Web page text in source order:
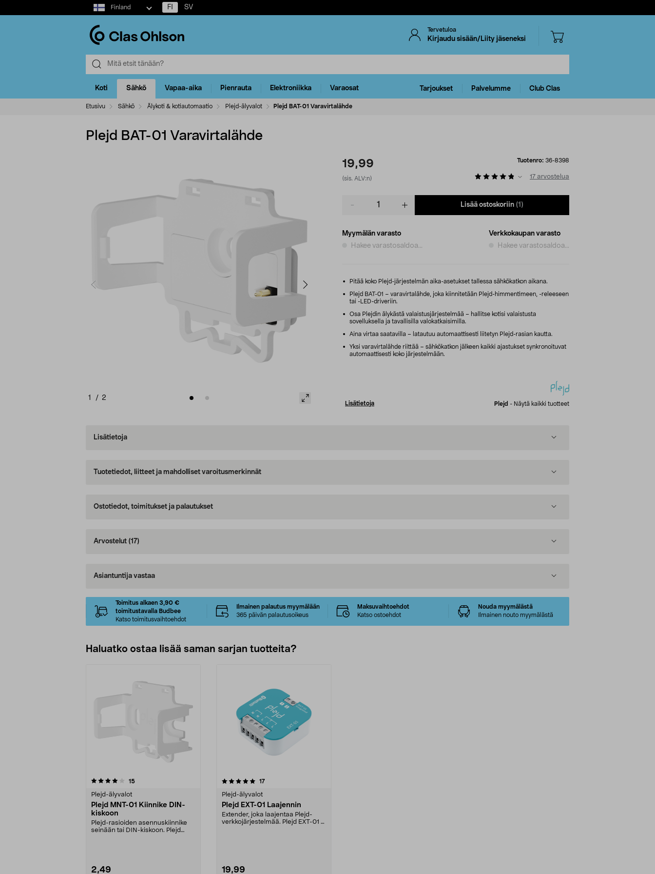
Select
market
Finland FI SV
Tervetuloa
Kirjaudu sisään/Liity jäseneksi
Koti Sähkö Vapaa-aika Pienrauta Elektroniikka Varaosat Tarjoukset Palvelumme Club Clas
Etusivu Sähkö Älykoti & kotiautomaatio Plejd-älyvalot Plejd BAT-01 Varavirtalähde
Plejd BAT-01 Varavirtalähde
1 / 2
19,99
(sis. ALV:n)
Tuotenro: 36-8398
17 arvostelua
Lisää ostoskoriin (1)
Myymälän varasto
Hakee varastosaldoa...
Verkkokaupan varasto
Hakee varastosaldoa...
Pitää koko Plejd-järjestelmän aika-asetukset tallessa sähkökatkon aikana.
Plejd BAT-01 – varavirtalähde, joka kiinnitetään Plejd-himmentimeen, -releeseen
tai -LED-driveriin.
Osa Plejdin älykästä valaistusjärjestelmää – hallitse kotisi valaistusta
sovelluksella ja tavallisilla valokatkaisimilla.
Aina virtaa saatavilla – latautuu automaattisesti liitetyn Plejd-rasian kautta.
Yksi varavirtalähde riittää – sähkökatkon jälkeen kaikki ajastukset synkronoituvat
automaattisesti koko järjestelmään.
Lisätietoja Plejd - Näytä kaikki tuotteet
Lisätietoja
Tuotetiedot, liitteet ja mahdolliset varoitusmerkinnät
Ostotiedot, toimitukset ja palautukset
Arvostelut (17)
Asiantuntija vastaa
Toimitus alkaen 3,90 €
toimitustavalla Budbee
Katso toimitusvaihtoehdot
Ilmainen palautus myymälään
365 päivän palautusoikeus
Maksuvaihtoehdot
Katso ostoehdot
Nouda myymälästä
Ilmainen nouto myymälästä
Haluatko ostaa lisää saman sarjan tuotteita?
15arvostelut
Plejd-älyvalot
Plejd MNT-01 Kiinnike DIN-
kiskoon
Plejd-rasioiden asennuskiinnike
seinään tai DIN-kiskoon. Plejd
2,49
5.0viidestä
17arvostelut
Plejd-älyvalot
Plejd EXT-01 Laajennin
Extender, joka laajentaa Plejd-
verkkojärjestelmää. Plejd EXT-01 –
19,99